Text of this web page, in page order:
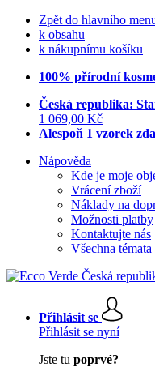
Zpět do hlavního
k obsahu
k nákupnímu košíku
100% přírodní
Česká republika:
1 069,00 Kč
Alespoň 1 vzorek
Nápověda
Kde je moje
Vrácení zboží
Náklady na
Možnosti platby
Kontaktujte nás
Všechna témata
Přihlásit se
Přihlásit se nyní
Jste tu poprvé?